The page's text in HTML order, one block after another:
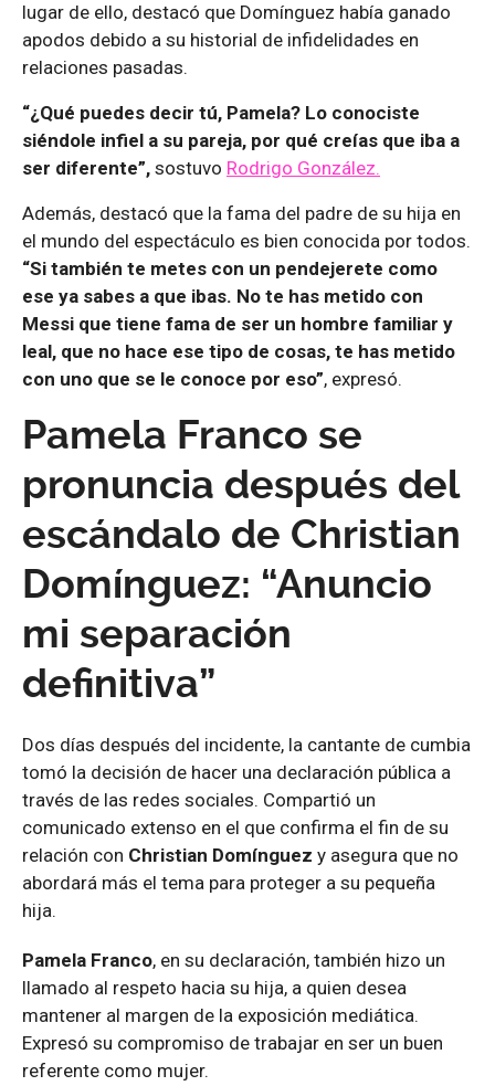
lugar de ello, destacó que Domínguez había ganado
apodos debido a su historial de infidelidades en
relaciones pasadas.
“¿Qué puedes decir tú, Pamela? Lo conociste
siéndole infiel a su pareja, por qué creías que iba a
ser diferente”, sostuvo Rodrigo González.
Además, destacó que la fama del padre de su hija en
el mundo del espectáculo es bien conocida por todos.
“Si también te metes con un pendejerete como
ese ya sabes a que ibas. No te has metido con
Messi que tiene fama de ser un hombre familiar y
leal, que no hace ese tipo de cosas, te has metido
con uno que se le conoce por eso”, expresó.
Pamela Franco se
pronuncia después del
escándalo de Christian
Domínguez: “Anuncio
mi separación
definitiva”
Dos días después del incidente, la cantante de cumbia
tomó la decisión de hacer una declaración pública a
través de las redes sociales. Compartió un
comunicado extenso en el que confirma el fin de su
relación con Christian Domínguez y asegura que no
abordará más el tema para proteger a su pequeña
hija.
Pamela Franco, en su declaración, también hizo un
llamado al respeto hacia su hija, a quien desea
mantener al margen de la exposición mediática.
Expresó su compromiso de trabajar en ser un buen
referente como mujer.